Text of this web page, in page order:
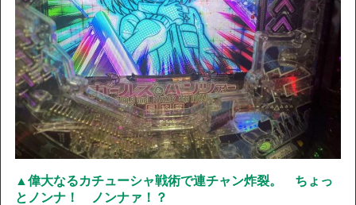
▲偉大なるカチューシャ戦術で連チャン炸裂。 ちょっ
とノンナ！ ノンナァ！？